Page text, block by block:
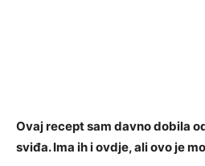
Ovaj recept sam davno dobila
sviđa. Ima ih i ovdje, ali ovo je